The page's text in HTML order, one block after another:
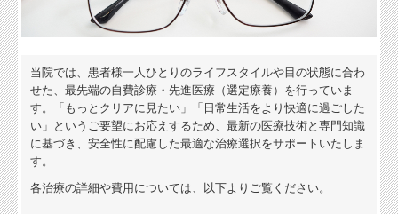
診療時間
検査設備の紹介
入院のご案内
当院では、患者様一人ひとりのライフスタイルや目の状態に合わ
せた、最先端の自費診療・先進医療（選定療養）を行っていま
す。「もっとクリアに見たい」「日常生活をより快適に過ごした
い」というご要望にお応えするため、最新の医療技術と専門知識
に基づき、安全性に配慮した最適な治療選択をサポートいたしま
す。
各治療の詳細や費用については、以下よりご覧ください。